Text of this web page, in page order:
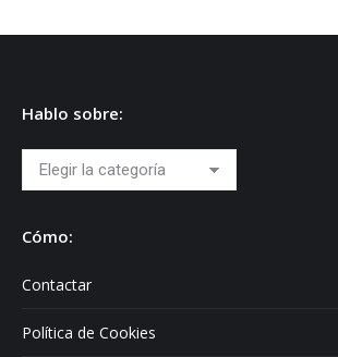
Hablo sobre:
Hablo
sobre:
Cómo:
Contactar
Política de Cookies